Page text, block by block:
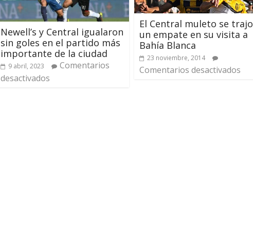
Newell’s y Central igualaron
sin goles en el partido más
importante de la ciudad
9 abril, 2023
Comentarios
desactivados
El Central muleto se trajo
un empate en su visita a
Bahía Blanca
23 noviembre, 2014
Comentarios desactivados